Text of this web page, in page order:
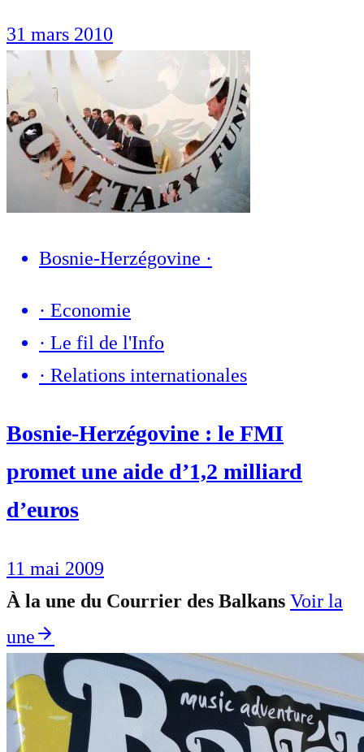
31 mars 2010
Bosnie-Herzégovine ·
· Economie
· Le fil de l'Info
· Relations internationales
Bosnie-Herzégovine : le FMI
promet une aide d’1,2 milliard
d’euros
11 mai 2009
À la une du Courrier des Balkans Voir la
une